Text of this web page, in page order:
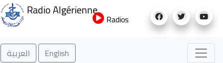
au
Radio Algérienne
Radios
العربية English